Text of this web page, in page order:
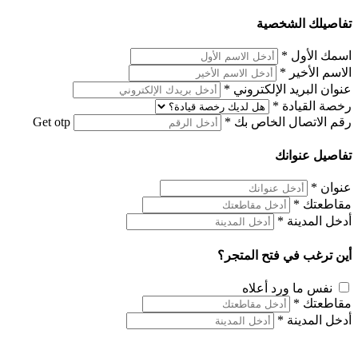
تفاصيلك الشخصية
اسمك الأول *
الاسم الأخير *
عنوان البريد الإلكتروني *
رخصة القيادة *
رقم الاتصال الخاص بك *
Get otp
تفاصيل عنوانك
عنوان *
مقاطعتك *
أدخل المدينة *
أين ترغب في فتح المتجر؟
نفس ما ورد أعلاه
مقاطعتك *
أدخل المدينة *